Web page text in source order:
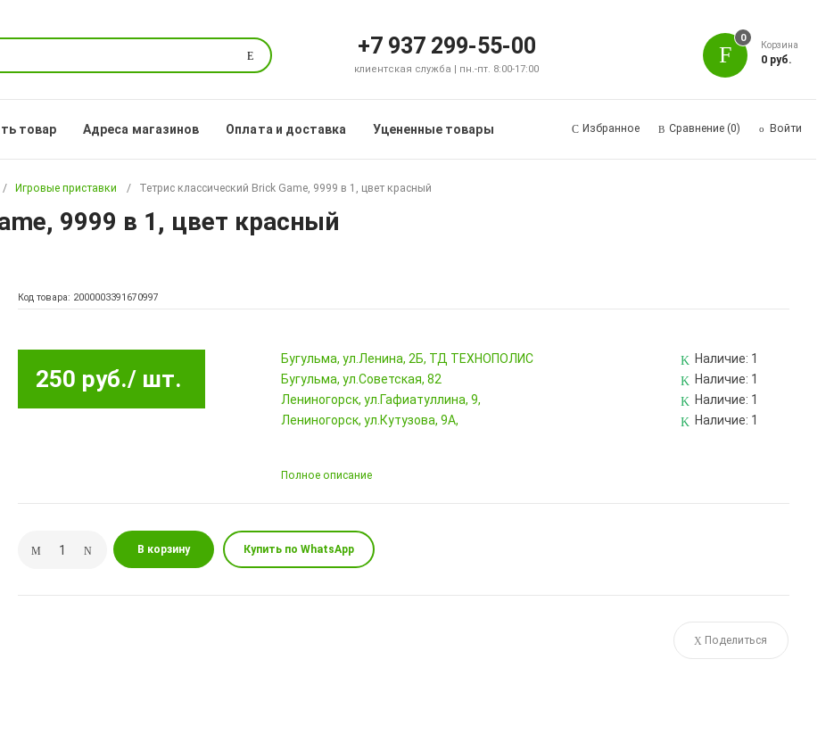
Поиск +7 937 299-55-00
клиентская служба | пн.-пт. 8:00-17:00
0
Корзина
0 руб.
товар Адреса магазинов Оплата и доставка Уцененные товары Избранное Сравнение (0) Войти
Игровые приставки Тетрис классический Brick Game, 9999 в 1, цвет красный
9999 в 1, цвет красный
Код товара: 2000003391670997
250 руб./ шт.
Бугульма, ул.Ленина, 2Б, ТД ТЕХНОПОЛИС Наличие: 1
Бугульма, ул.Советская, 82
Наличие: 1
Лениногорск, ул.Гафиатуллина, 9,
Наличие: 1
Лениногорск, ул.Кутузова, 9А,
Наличие: 1
Полное описание
В корзину Купить по WhatsApp
Поделиться